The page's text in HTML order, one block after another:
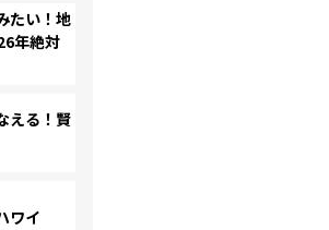
たい！地
年絶対
える！賢
ワイ